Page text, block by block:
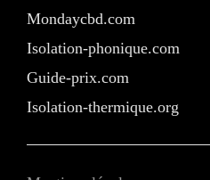
Mondaycbd.com
Isolation-phonique.com
Guide-prix.com
Isolation-thermique.org